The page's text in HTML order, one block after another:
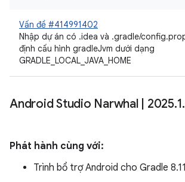
Vấn đề #414991402
Nhập dự án có .idea và .gradle/
định cấu hình gradleJvm dưới dạng
GRADLE_LOCAL_JAVA_HOME
Android Studio Narwhal 2025.1.
Phát hành cùng với:
Trình bổ trợ Android cho Gradle